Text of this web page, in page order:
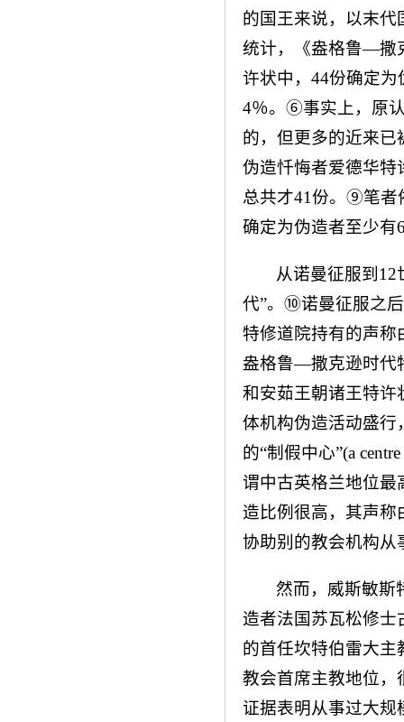
的国王来说，以末
统计，《盎格鲁—撒
许状中，44份确定为
4％。⑥事实上，原
的，但更多的近来
伪造忏悔者爱德华
总共才41份。⑨笔者
确定为伪造者至少有
从诺曼征服到
代”。⑩诺曼征服之
特修道院持有的声称
盎格鲁—撒克逊时代
和安茹王朝诸王特许
体机构伪造活动盛行
的“制假中心”(a
谓中古英格兰地位最
造比例很高，其声称
协助别的教会机构从
然而，威斯敏斯
造者法国苏瓦松修士
的首任坎特伯雷大主
教会首席主教地位，
证据表明从事过大